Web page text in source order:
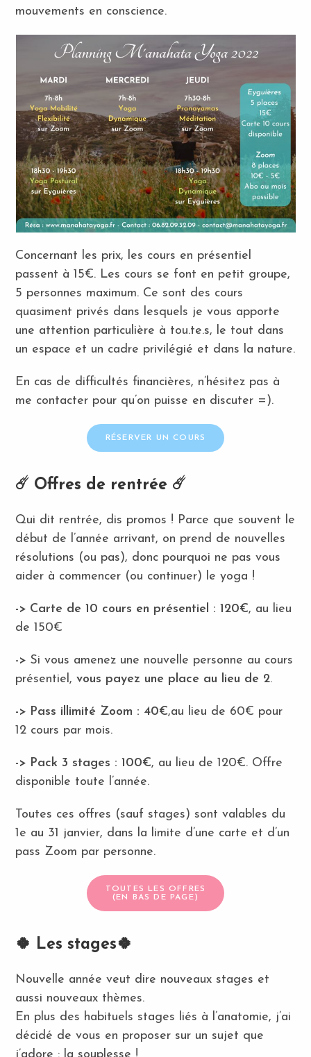
mouvements en conscience.
Concernant les prix, les cours en présentiel
passent à 15€. Les cours se font en petit groupe,
5 personnes maximum. Ce sont des cours
quasiment privés dans lesquels je vous apporte
une attention particulière à tou.te.s, le tout dans
un espace et un cadre privilégié et dans la nature.
En cas de difficultés financières, n’hésitez pas à
me contacter pour qu’on puisse en discuter =).
RÉSERVER UN COURS
☄️ Offres de rentrée ☄️
Qui dit rentrée, dis promos ! Parce que souvent le
début de l’année arrivant, on prend de nouvelles
résolutions (ou pas), donc pourquoi ne pas vous
aider à commencer (ou continuer) le yoga !
-> Carte de 10 cours en présentiel : 120€, au lieu
de 150€
-> Si vous amenez une nouvelle personne au cours
présentiel,vous payez une place au lieu de 2.
-> Pass illimité Zoom : 40€,au lieu de 60€ pour
12 cours par mois.
-> Pack 3 stages : 100€, au lieu de 120€. Offre
disponible toute l’année.
Toutes ces offres (sauf stages) sont valables du
1e au 31 janvier, dans la limite d’une carte et d’un
pass Zoom par personne.
TOUTES LES OFFRES
(EN BAS DE PAGE)
🍀 Les stages🍀
Nouvelle année veut dire nouveaux stages et
aussi nouveaux thèmes.
En plus des habituels stages liés à l’anatomie, j’ai
décidé de vous en proposer sur un sujet que